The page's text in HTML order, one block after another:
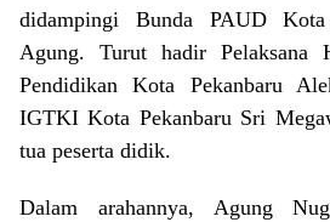
didampingi Bunda PAUD Kota
Agung. Turut hadir Pelaksana
Pendidikan Kota Pekanbaru
IGTKI Kota Pekanbaru Sri
tua peserta didik.
Dalam arahannya, Agung